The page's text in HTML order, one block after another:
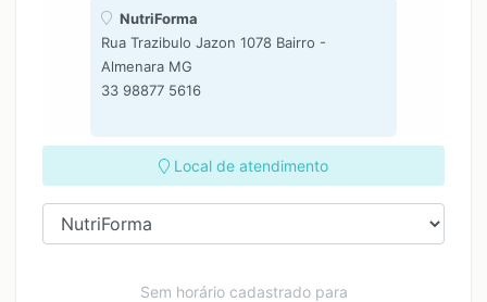
NutriForma
Rua Trazibulo Jazon 1078 Bairro -
Almenara MG
33 98877 5616
Local de atendimento
Sem horário cadastrado para